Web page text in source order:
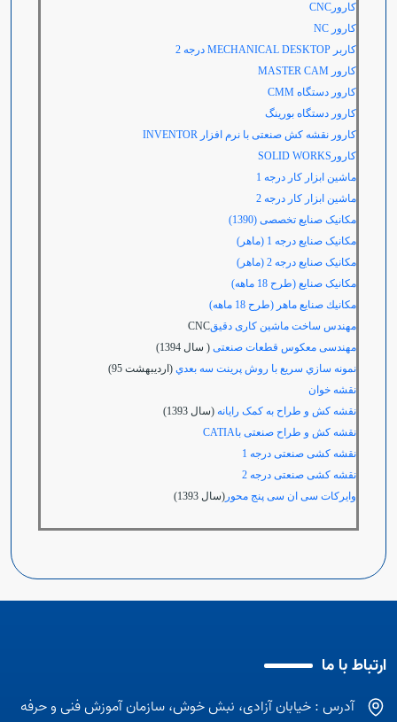
کارور CNC
کارور NC
کاربر MECHANICAL DESKTOP درجه
کارور MASTER CAM
کارور دستگاه
کارور دستگاه بورینگ
کارور نقشه کش صنعتی با نرم افزار INVENTOR
کارور SOLID WORKS
ماشین ابزار کار درجه 1
ماشین ابزار کار درجه 2
مکانیک صنایع تخصصی (1390)
مکانیک صنایع درجه 1 (ماهر)
مکانیک صنایع درجه 2 (ماهر)
مکانیک صنایع (طرح 18 ماهه)
مكانيك صنايع ماهر (طرح 18 ماهه)
مهندس ساخت ماشین کاری دقیقCNC
مهندسی معکوس قطعات صنعتی ( سال 1394)
نمونه سازي سريع با روش پرينت سه بعدي (ارديبهشت 95)
نقشه خوان
نقشه کش و طراح به کمک رایانه (سال 1393)
نقشه کش و طراح صنعتی باCATIA
نقشه کشی صنعتی درجه 1
نقشه کشی صنعتی درجه 2
وايركات سی ان سی پنج محور (سال 1393)
ارتباط با ما
آدرس : خیابان آزادی، نبش خوش، سازمان آموزش فنی و حرفه